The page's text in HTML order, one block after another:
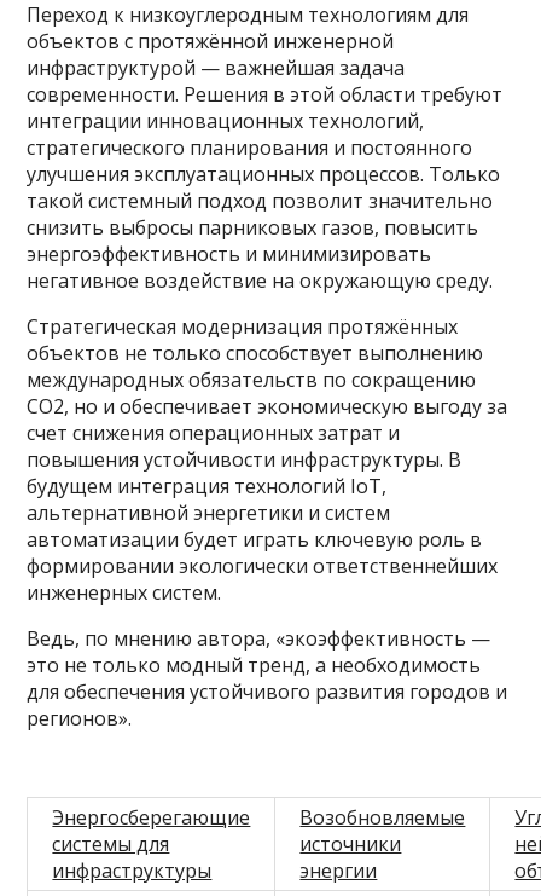
Переход к низкоуглеродным технологиям для
объектов с протяжённой инженерной
инфраструктурой — важнейшая задача
современности. Решения в этой области требуют
интеграции инновационных технологий,
стратегического планирования и постоянного
улучшения эксплуатационных процессов. Только
такой системный подход позволит значительно
снизить выбросы парниковых газов, повысить
энергоэффективность и минимизировать
негативное воздействие на окружающую среду.
Стратегическая модернизация протяжённых
объектов не только способствует выполнению
международных обязательств по сокращению
CO2, но и обеспечивает экономическую выгоду за
счет снижения операционных затрат и
повышения устойчивости инфраструктуры. В
будущем интеграция технологий IoT,
альтернативной энергетики и систем
автоматизации будет играть ключевую роль в
формировании экологически ответственнейших
инженерных систем.
Ведь, по мнению автора, «экоэффективность —
это не только модный тренд, а необходимость
для обеспечения устойчивого развития городов и
регионов».
Энергосберегающие
системы для
инфраструктуры
Возобновляемые
источники
энергии